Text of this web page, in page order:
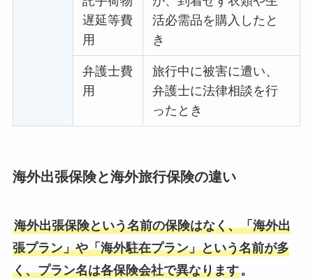
遅延等費
用
活必需品を購入したと
き
弁護士費
用
旅行中に被害に遭い、
弁護士に法律相談を行
ったとき
海外出張保険と海外旅行保険の違い
海外出張保険という名前の保険はなく、「海外出
張プラン」や「海外駐在プラン」という名前が多
く、プラン名は各保険会社で異なります。